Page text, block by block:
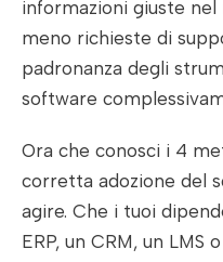
informazioni giuste
meno richieste di
padronanza degli
software
Ora che conosci i 4
corretta adozione del
agire. Che i tuoi
ERP, un CRM, un LMS